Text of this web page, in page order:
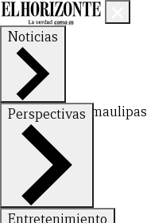
Noticias
Nuevo LeónTamaulipas
Perspectivas
FinanzasOpinión
Entretenimiento